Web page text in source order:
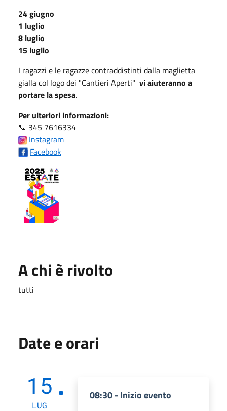
24 giugno
1 luglio
8 luglio
15 luglio
I ragazzi e le ragazze contraddistinti dalla maglietta
gialla col logo dei "Cantieri Aperti" vi aiuteranno a
portare la spesa.
Per ulteriori informazioni:
📞 345 7616334
Instagram
Facebook
A chi è rivolto
tutti
Date e orari
15
LUG
08:30 - Inizio evento